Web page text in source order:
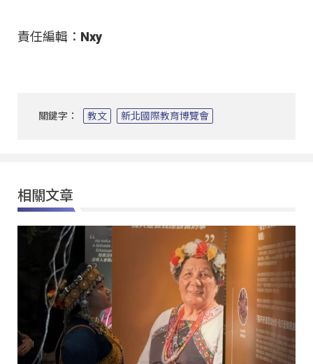
責任編輯：Nxy
關鍵字： 教文 新北國際教育博覽會
相關文章